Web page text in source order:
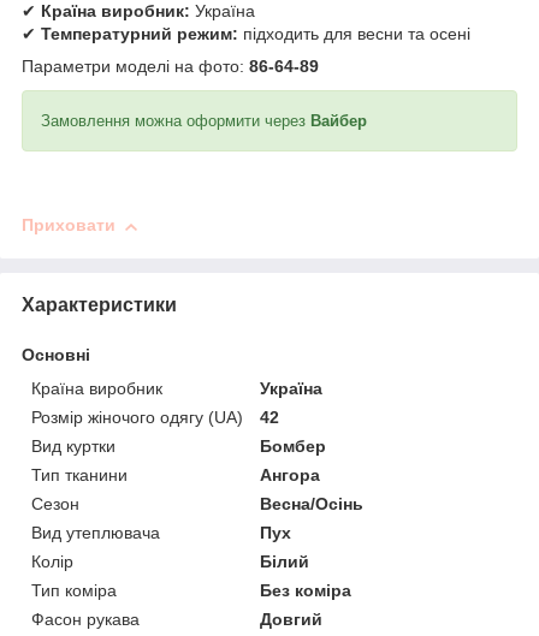
✔ Країна виробник: Україна
✔ Температурний режим: підходить для весни та осені
Параметри моделі на фото: 86-64-89
Замовлення можна оформити через Вайбер
Приховати
Характеристики
Основні
Країна виробник
Україна
Розмір жіночого одягу (UA)
42
Вид куртки
Бомбер
Тип тканини
Ангора
Сезон
Весна/Осінь
Вид утеплювача
Пух
Колір
Білий
Тип коміра
Без коміра
Фасон рукава
Довгий